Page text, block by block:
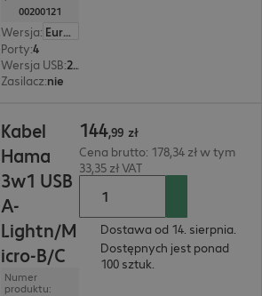
00200121
Wersja:
Europa
Porty:4
Wersja USB: 2.0
Zasilacz:nie
Kabel
Hama
3w1 USB
A-
Lightn/M
icro-B/C
Numer
produktu:
144,99 zł
Cena brutto: 178,34 zł w tym
33,35 zł VAT
Dostawa od 14. sierpnia.
Dostępnych jest ponad
100 sztuk.